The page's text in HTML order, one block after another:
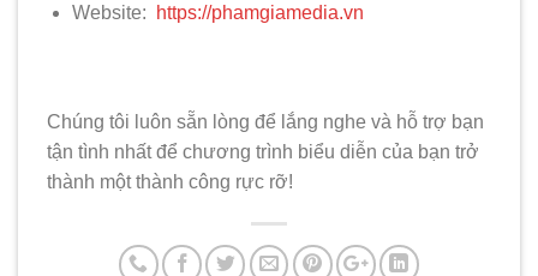
Website: https://phamgiamedia.vn
Chúng tôi luôn sẵn lòng để lắng nghe và hỗ trợ bạn
tận tình nhất để chương trình biểu diễn của bạn trở
thành một thành công rực rỡ!